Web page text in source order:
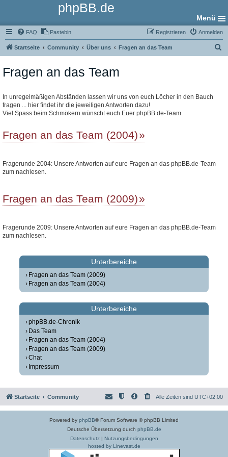
phpBB.de
Menü
FAQ Pastebin Anmelden
Registrieren
Startseite Community Über uns Fragen an das Team
Fragen an das Team
In unregelmäßigen Abständen lassen wir uns von euch Löcher in den Bauch
fragen ... hier findet ihr die jeweiligen Antworten dazu!
Viel Spass beim Schmökern wünscht euch Euer phpBB.de-Team.
Fragen an das Team (2004)
Fragerunde 2004: Unsere Antworten auf eure Fragen an das phpBB.de-Team
zum nachlesen.
Fragen an das Team (2009)
Fragerunde 2009: Unsere Antworten auf eure Fragen an das phpBB.de-Team
zum nachlesen.
Unterbereiche
Fragen an das Team (2009)
Fragen an das Team (2004)
Unterbereiche
phpBB.de-Chronik
Das Team
Fragen an das Team (2004)
Fragen an das Team (2009)
Chat
Impressum
Startseite Community Alle Zeiten sind UTC+02:00
Powered by phpBB® Forum Software © phpBB Limited
Deutsche Übersetzung durch phpBB.de
Datenschutz| Nutzungsbedingungen
hosted by Linevast.de